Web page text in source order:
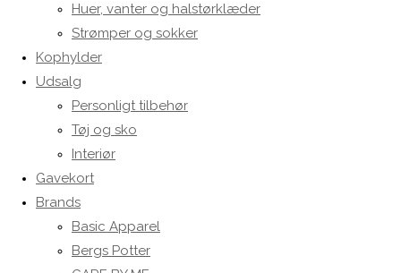
Huer, vanter og halstørklæder
Strømper og sokker
Kophylder
Udsalg
Personligt tilbehør
Tøj og sko
Interiør
Gavekort
Brands
Basic Apparel
Bergs Potter